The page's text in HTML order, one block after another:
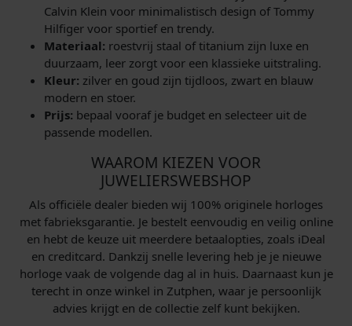
Calvin Klein voor minimalistisch design of Tommy
Hilfiger voor sportief en trendy.
Materiaal: roestvrij staal of titanium zijn luxe en
duurzaam, leer zorgt voor een klassieke uitstraling.
Kleur: zilver en goud zijn tijdloos, zwart en blauw
modern en stoer.
Prijs: bepaal vooraf je budget en selecteer uit de
passende modellen.
WAAROM KIEZEN VOOR
JUWELIERSWEBSHOP
Als officiële dealer bieden wij 100% originele horloges
met fabrieksgarantie. Je bestelt eenvoudig en veilig online
en hebt de keuze uit meerdere betaalopties, zoals iDeal
en creditcard. Dankzij snelle levering heb je je nieuwe
horloge vaak de volgende dag al in huis. Daarnaast kun je
terecht in onze winkel in Zutphen, waar je persoonlijk
advies krijgt en de collectie zelf kunt bekijken.